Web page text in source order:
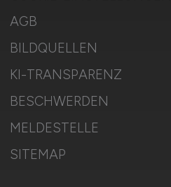
AGB
BILDQUELLEN
KI-TRANSPARENZ
BESCHWERDEN
MELDESTELLE
SITEMAP